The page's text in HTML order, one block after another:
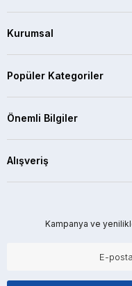
Kurumsal
Popüler Kategoriler
Önemli Bilgiler
Alışveriş
Kampanya ve